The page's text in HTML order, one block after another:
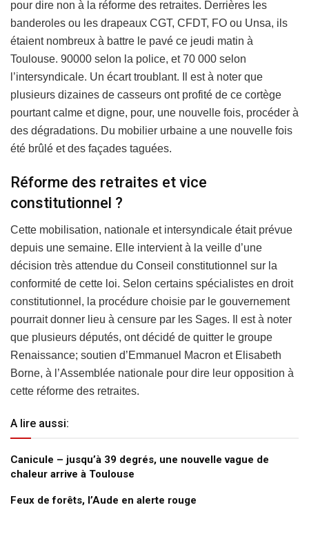
pour dire non à la réforme des retraites. Derrières les
banderoles ou les drapeaux CGT, CFDT, FO ou Unsa, ils
étaient nombreux à battre le pavé ce jeudi matin à
Toulouse. 90000 selon la police, et 70 000 selon
l’intersyndicale. Un écart troublant. Il est à noter que
plusieurs dizaines de casseurs ont profité de ce cortège
pourtant calme et digne, pour, une nouvelle fois, procéder à
des dégradations. Du mobilier urbaine a une nouvelle fois
été brûlé et des façades taguées.
Réforme des retraites et vice
constitutionnel ?
Cette mobilisation, nationale et intersyndicale était prévue
depuis une semaine. Elle intervient à la veille d’une
décision très attendue du Conseil constitutionnel sur la
conformité de cette loi. Selon certains spécialistes en droit
constitutionnel, la procédure choisie par le gouvernement
pourrait donner lieu à censure par les Sages. Il est à noter
que plusieurs députés, ont décidé de quitter le groupe
Renaissance; soutien d’Emmanuel Macron et Elisabeth
Borne, à l’Assemblée nationale pour dire leur opposition à
cette réforme des retraites.
A lire aussi:
Canicule – jusqu’à 39 degrés, une nouvelle vague de
chaleur arrive à Toulouse
Feux de forêts, l’Aude en alerte rouge